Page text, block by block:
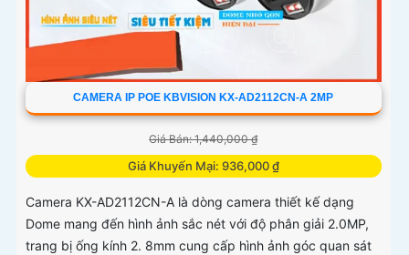
CAMERA IP POE KBVISION KX-AD2112CN-A 2MP
Giá Bán: 1,440,000 ₫
Giá Khuyến Mại: 936,000 ₫
Camera KX-AD2112CN-A là dòng camera thiết kế dạng
Dome mang đến hình ảnh sắc nét với độ phân giải 2.0MP,
trang bị ống kính 2. 8mm cung cấp hình ảnh góc quan sát